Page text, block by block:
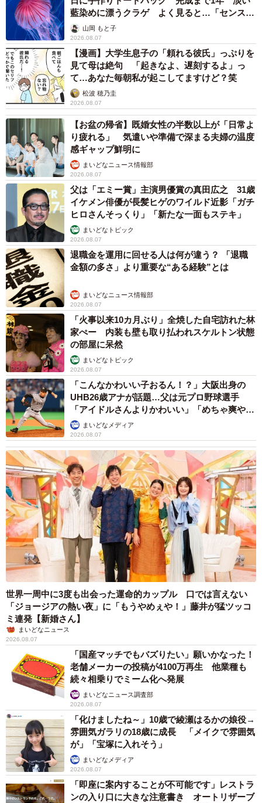
藍染めに漂うクラゲ よく見ると…「センスす
ごい」山岡 もと子
2026.08.07
【漫画】大学生息子の「頼れる彼氏」っぷりを
見て母は絶句 「起きなよ、遅刻するよ」っ
て…あなた毎朝私が起こしてますけど？笑
松波 穂乃圭
2026.08.07
【お盆の帰省】既婚女性の半数以上が「日常よ
り疲れる」 気遣いや準備で深まる夫婦の温度
感ギャップ鮮明に
まいどなニュース情報部
2026.08.07
父は「エミー賞」主演男優賞の真田広之 31歳
イケメン俳優が長髪ヒゲのワイルド近影「ガチ
ヒロさんそっくり」「新たな一面もステキ」
まいどなトピック
2026.08.07
退職金を運用に回せる人は何が違う？ 「退職
金額の多さ」より重要な“ある経験”とは
まいどなニュース情報部
2026.08.07
「火事以来10カ月ぶり」全焼した自宅訪れた林
家ぺー 内装も壁も取り払われスケルトン状態
の部屋に呆然
まいどなトピック
2026.08.07
「こんなかわいい子おるん！？」大阪出身の
UHB26歳アナが話題…父は元プロ野球選手
「アイドルさんよりかわいい」「めちゃ爽や
か」まいどなメディア
2026.08.07
世界一周中に3度も出会った運命的カップル 口では言えない
「ジョージアの熱い夜」に「もうやめぇや！」藤井が猛ツッコ
ミ連発【新婚さん】
まいどなニュース
2026.08.07
「国産マッチでもバズりたい」願いかなった！
老舗メーカーの投稿が4100万再生 他業種も
続々相乗りでミーム化へ発展
まいどなニュース調査部
2026.08.07
「化けましたね～」10歳で綾瀬はるかの娘役→
雰囲気ガラリの18歳に成長 「メイクで雰囲気
が」「宝塚に入れそう」
まいどなメディア
2026.08.07
「即座に案内することが不可能です」レストラ
ンの入り口に大きな注意書き オートリザーブ